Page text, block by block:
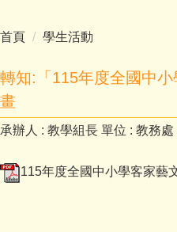
首頁 學生活動
轉知:「115年度全國中
畫
承辦人 : 教學組長 單位 : 教務處
115年度全國中小學客家藝